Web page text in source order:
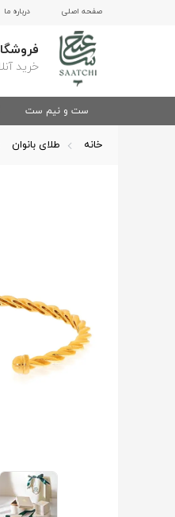
صفحه اصلی درباره ما
خرید
ست و نیم ست
خانه طلای بانوان